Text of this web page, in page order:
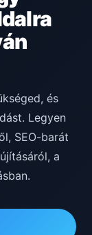
és
Legyen
SEO-barát
a